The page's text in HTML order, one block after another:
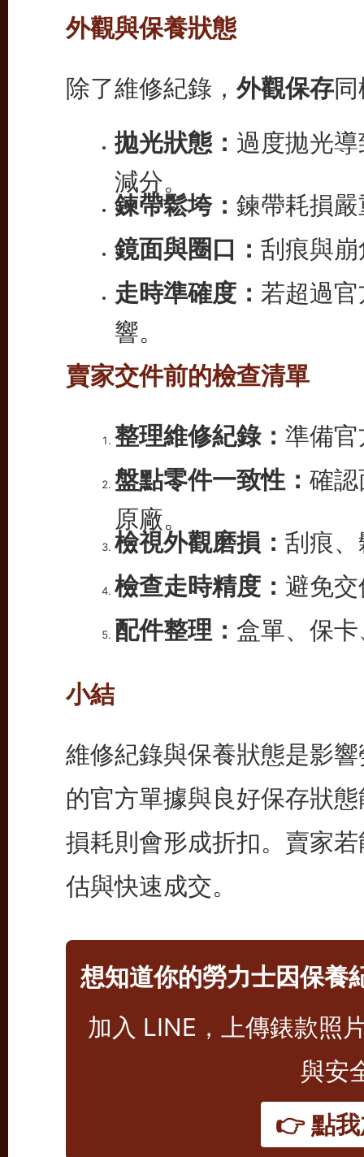
外觀與保養狀態
除了維修紀錄， 外觀保存
拋光狀態： 過度拋光
減分。
鍊帶鬆垮： 鍊帶耗損
鏡面與圈口： 刮痕與
走時準確度： 若超過
響。
賣家交件前的檢查清單
整理維修紀錄： 準備
盤點零件一致性： 確
原廠。
檢視外觀磨損： 刮痕
檢查走時精度： 避免
配件整理： 盒單、保
小結
維修紀錄與保養狀態是影
的官方單據與良好保存狀
損耗則會形成折扣。賣家
估與快速成交。
想知道你的勞力士因保養
加入 LINE，上傳錶款照
與安
👉 點我